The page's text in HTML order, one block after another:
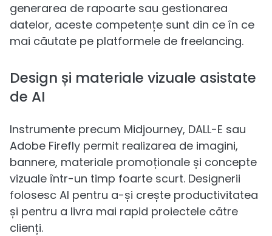
generarea de rapoarte sau gestionarea
datelor, aceste competențe sunt din ce în ce
mai căutate pe platformele de freelancing.
Design și materiale vizuale asistate
de AI
Instrumente precum Midjourney, DALL-E sau
Adobe Firefly permit realizarea de imagini,
bannere, materiale promoționale și concepte
vizuale într-un timp foarte scurt. Designerii
folosesc AI pentru a-și crește productivitatea
și pentru a livra mai rapid proiectele către
clienți.